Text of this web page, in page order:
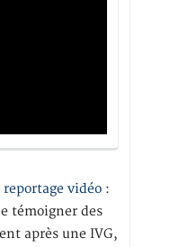
vidéo :
témoigner des
après une IVG,